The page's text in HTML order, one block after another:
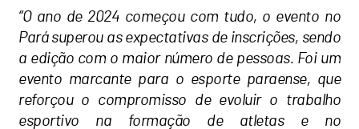
“O ano de 2024 começou com tudo, o evento no
Pará superou as expectativas de inscrições, sendo
a edição com o maior número de pessoas. Foi um
evento marcante para o esporte paraense, que
reforçou o compromisso de evoluir o trabalho
esportivo na formação de atletas e no